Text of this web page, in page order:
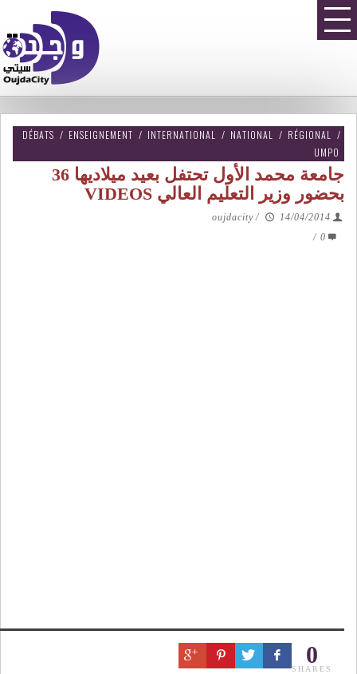
DÉBATS / ENSEIGNEMENT / INTERNATIONAL / NATIONAL / RÉGIONAL
/
UMPO
جامعة محمد الأول تحتفل بعيد ميلاديها 36
بحضور وزير التعليم العالي VIDEOS
oujdacity /
14/04/2014
0
/
0
SHARES